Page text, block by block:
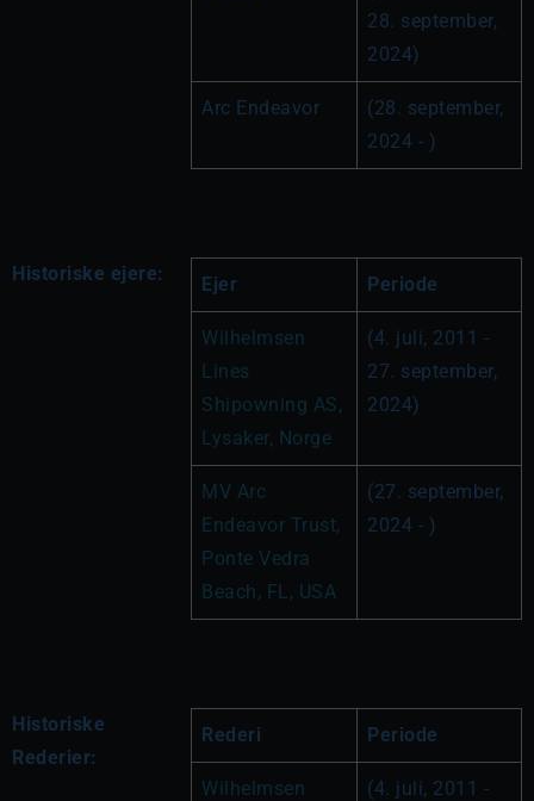
28. september,
2024)
Arc Endeavor
(28. september,
2024 - )
Historiske ejere: Ejer Periode
Wilhelmsen
Lines
Shipowning AS,
Lysaker, Norge
(4. juli, 2011 -
27. september,
2024)
MV Arc
Endeavor Trust,
Ponte Vedra
Beach, FL, USA
(27. september,
2024 - )
Historiske
Rederier:
Rederi Periode
Wilhelmsen
(4. juli, 2011 -